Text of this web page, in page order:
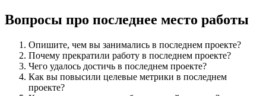
Вопросы про последнее место работы
Опишите, чем вы занимались в последнем проекте?
Почему прекратили работу в последнем проекте?
Чего удалось достичь в последнем проекте?
Как вы повысили целевые метрики в последнем
проекте?